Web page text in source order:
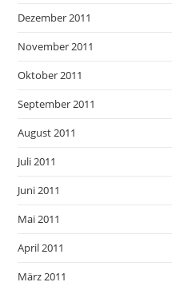
Dezember 2011
November 2011
Oktober 2011
September 2011
August 2011
Juli 2011
Juni 2011
Mai 2011
April 2011
März 2011